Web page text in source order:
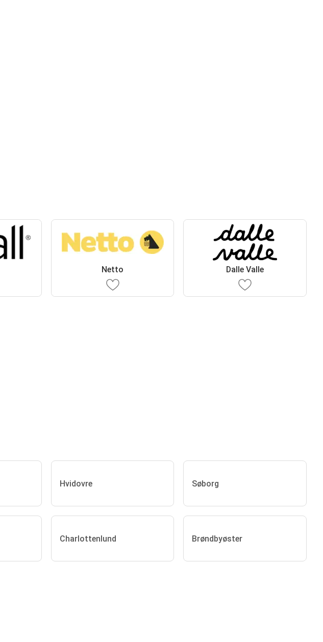
Netto Dalle Valle
Hvidovre Søborg
Charlottenlund Brøndbyøster